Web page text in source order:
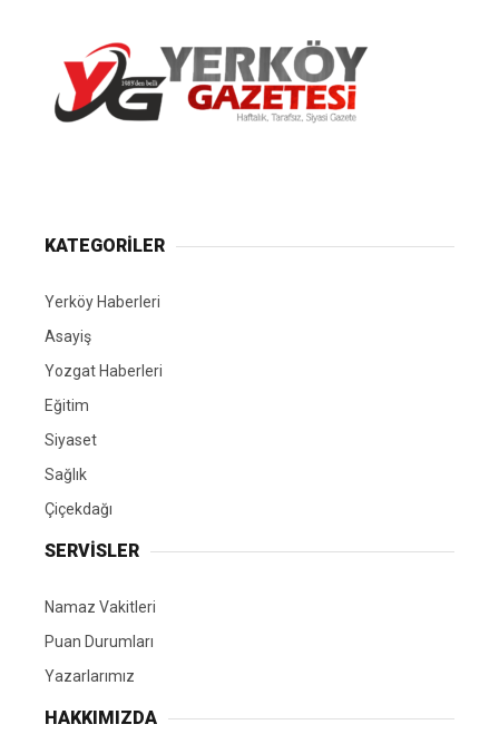
KATEGORİLER
Yerköy Haberleri
Asayiş
Yozgat Haberleri
Eğitim
Siyaset
Sağlık
Çiçekdağı
SERVİSLER
Namaz Vakitleri
Puan Durumları
Yazarlarımız
HAKKIMIZDA